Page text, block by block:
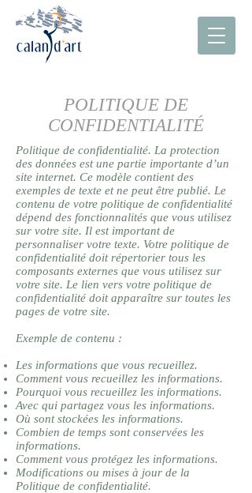
POLITIQUE DE
CONFIDENTIALITÉ
Politique de confidentialité. La protection
des données est une partie importante d’un
site internet. Ce modèle contient des
exemples de texte et ne peut être publié. Le
contenu de votre politique de confidentialité
dépend des fonctionnalités que vous utilisez
sur votre site. Il est important de
personnaliser votre texte. Votre politique de
confidentialité doit répertorier tous les
composants externes que vous utilisez sur
votre site. Le lien vers votre politique de
confidentialité doit apparaître sur toutes les
pages de votre site.
Exemple de contenu :
Les informations que vous recueillez.
Comment vous recueillez les informations.
Pourquoi vous recueillez les informations.
Avec qui partagez vous les informations.
Où sont stockées les informations.
Combien de temps sont conservées les
informations.
Comment vous protégez les informations.
Modifications ou mises à jour de la
Politique de confidentialité.